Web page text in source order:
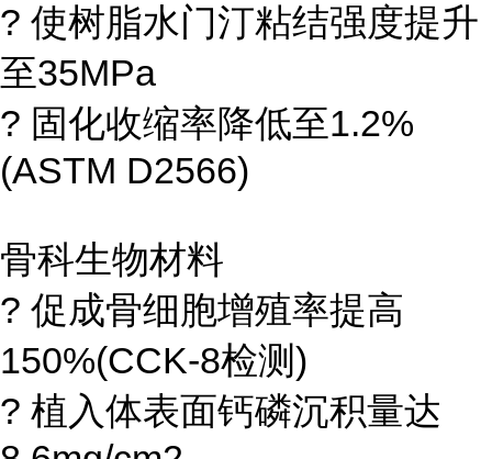
? 使树脂水门汀粘结强度提升
至35MPa
? 固化收缩率降低至1.2%
(ASTM D2566)
骨科生物材料
? 促成骨细胞增殖率提高
150%(CCK-8检测)
? 植入体表面钙磷沉积量达